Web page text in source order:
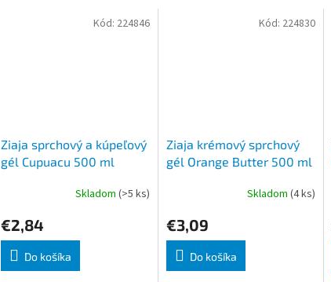
Ziaja sprchový a kúpeľový
gél Cupuacu 500 ml
Skladom (>5 ks)
€2,84
Do košíka
Kód: 224846
Ziaja krémový sprchový
gél Orange Butter 500 ml
Skladom (4 ks)
€3,09
Do košíka
Kód: 224830